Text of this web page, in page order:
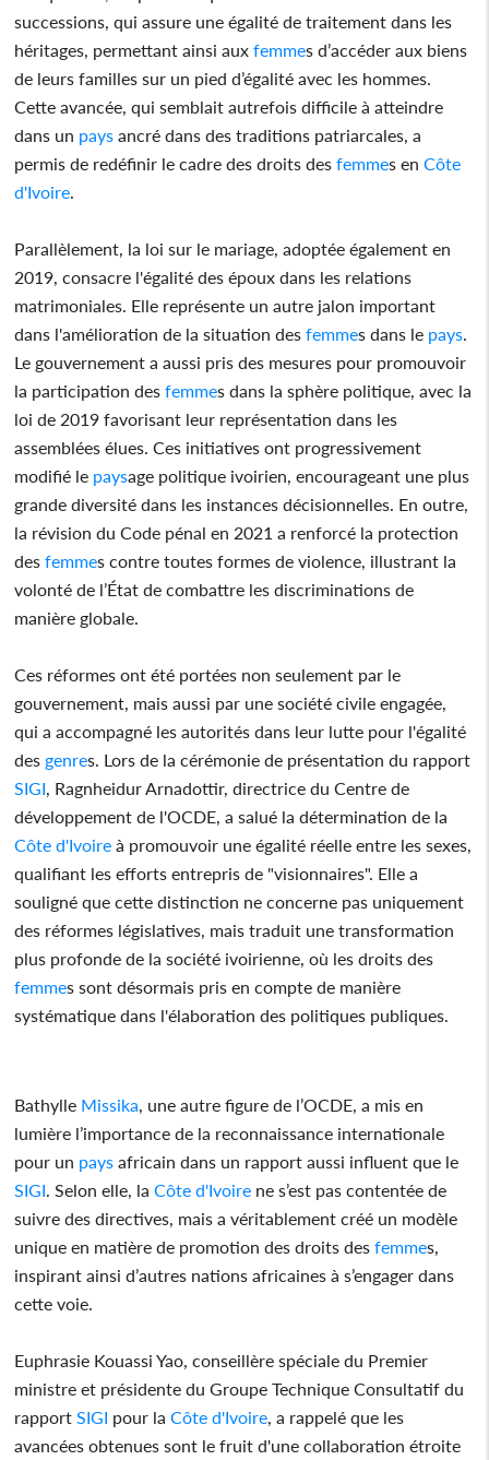
successions, qui assure une égalité de traitement dans les
héritages, permettant ainsi auxfemmes d’accéder aux biens
de leurs familles sur un pied d’égalité avec les hommes.
Cette avancée, qui semblait autrefois difficile à atteindre
dans un pays ancré dans des traditions patriarcales, a
permis de redéfinir le cadre des droits desfemmes enCôte
d'Ivoire.
Parallèlement, la loi sur le mariage, adoptée également en
2019, consacre l'égalité des époux dans les relations
matrimoniales. Elle représente un autre jalon important
dans l'amélioration de la situation desfemmes dans le pays.
Le gouvernement a aussi pris des mesures pour promouvoir
la participation desfemmes dans la sphère politique, avec la
loi de 2019 favorisant leur représentation dans les
assemblées élues. Ces initiatives ont progressivement
modifié le paysage politique ivoirien, encourageant une plus
grande diversité dans les instances décisionnelles. En outre,
la révision du Code pénal en 2021 a renforcé la protection
desfemmes contre toutes formes de violence, illustrant la
volonté de l’État de combattre les discriminations de
manière globale.
Ces réformes ont été portées non seulement par le
gouvernement, mais aussi par une société civile engagée,
qui a accompagné les autorités dans leur lutte pour l'égalité
des genres. Lors de la cérémonie de présentation du rapport
SIGI, Ragnheidur Arnadottir, directrice du Centre de
développement de l'OCDE, a salué la détermination de la
Côte d'Ivoire à promouvoir une égalité réelle entre les sexes,
qualifiant les efforts entrepris de "visionnaires". Elle a
souligné que cette distinction ne concerne pas uniquement
des réformes législatives, mais traduit une transformation
plus profonde de la société ivoirienne, où les droits des
femmes sont désormais pris en compte de manière
systématique dans l'élaboration des politiques publiques.
Bathylle Missika, une autre figure de l’OCDE, a mis en
lumière l’importance de la reconnaissance internationale
pour un pays africain dans un rapport aussi influent que le
SIGI. Selon elle, laCôte d'Ivoire ne s’est pas contentée de
suivre des directives, mais a véritablement créé un modèle
unique en matière de promotion des droits desfemmes,
inspirant ainsi d’autres nations africaines à s’engager dans
cette voie.
Euphrasie Kouassi Yao, conseillère spéciale du Premier
ministre et présidente du Groupe Technique Consultatif du
rapportSIGI pour laCôte d'Ivoire, a rappelé que les
avancées obtenues sont le fruit d'une collaboration étroite